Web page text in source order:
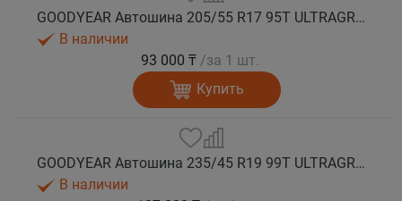
GOODYEAR Автошина 205/55 R17 95T ULTRAGRIP ICE 2+ XL зима
В наличии
93 000 ₸ /за 1 шт.
Купить
GOODYEAR Автошина 235/45 R19 99T ULTRAGRIP ICE 2+ XL FP зима
В наличии